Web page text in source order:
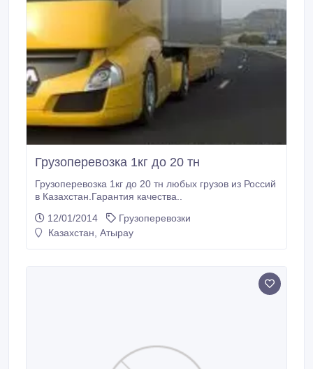
Грузоперевозка 1кг до 20 тн
Грузоперевозка 1кг до 20 тн любых грузов из Россий
в Казахстан.Гарантия качества..
12/01/2014
Грузоперевозки
Казахстан, Атырау